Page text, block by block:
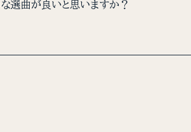
選曲が良いと思いますか？